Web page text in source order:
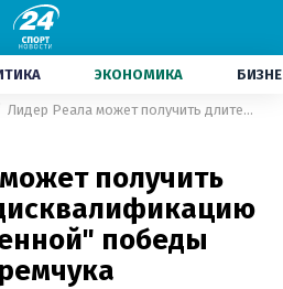
ЭКОНОМИКА
Лидер Реала может получить длительную дисквалификацию после "украденной" победы над клубом Яремчука
получить
победы